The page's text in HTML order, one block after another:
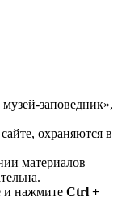
заповедник»,
охраняются в
материалов
и нажмите Ctrl +